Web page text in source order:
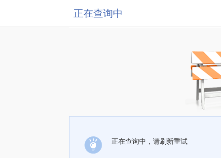
正在查询中
正在查询中，请刷新重试